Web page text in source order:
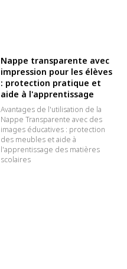
Nappe transparente avec
impression pour les élèves
: protection pratique et
aide à l'apprentissage
Avantages de l'utilisation de la
Nappe Transparente avec des
images éducatives : protection
des meubles et aide à
l'apprentissage des matières
scolaires